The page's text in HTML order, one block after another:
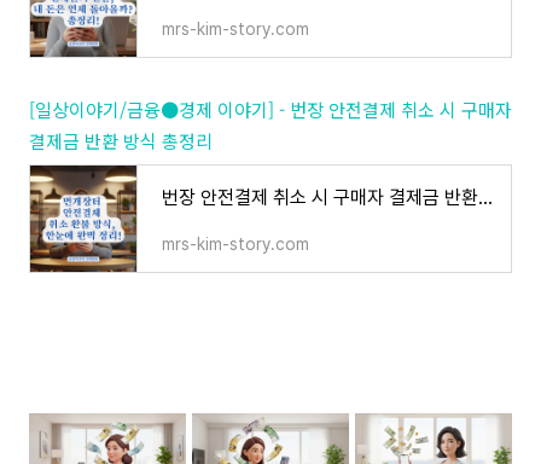
mrs-kim-story.com
[일상이야기/금융●경제 이야기] - 번장 안전결제 취소 시 구매자
결제금 반환 방식 총정리
번장 안전결제 취소 시 구매자 결제금 반환 방식 총정리
mrs-kim-story.com